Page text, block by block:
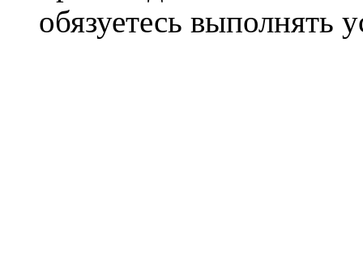
обязуетесь выполнять